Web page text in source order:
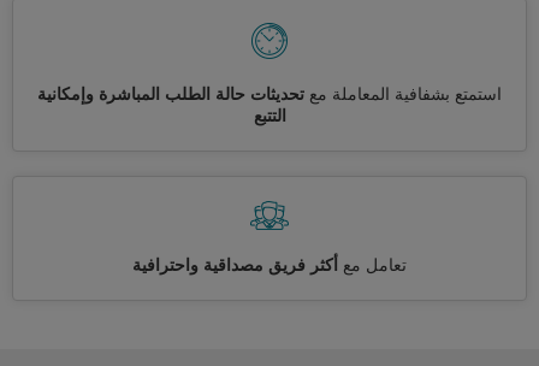
استمتع بشفافية المعاملة مع تحديثات حالة الطلب المباشرة وإمكانية
التتبع
تعامل مع أكثر فريق مصداقية واحترافية